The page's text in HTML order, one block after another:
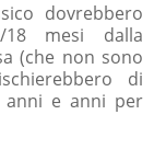
dovrebbero
18 mesi dalla
(che non sono
di
anni e anni per